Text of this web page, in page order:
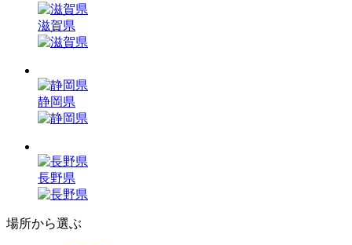
滋賀県
静岡県
長野県
場所から選ぶ